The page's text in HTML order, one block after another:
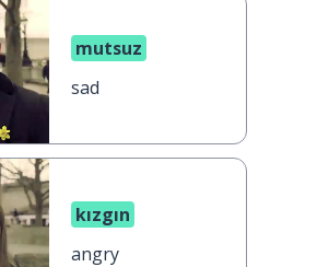
mutsuz
sad
kızgın
angry